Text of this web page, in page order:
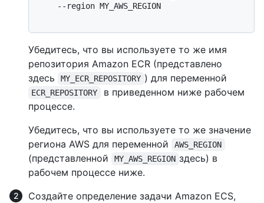
Убедитесь, что вы используете то же имя
репозитория Amazon ECR (представлено
здесь
MY_ECR_REPOSITORY ) для переменной
ECR_REPOSITORY
в приведенном ниже рабочем
процессе.
Убедитесь, что вы используете то же значение
региона AWS для переменной
AWS_REGION
(представленной MY_AWS_REGION здесь) в
рабочем процессе ниже.
Создайте определение задачи Amazon ECS,